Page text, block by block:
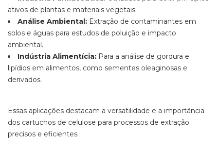
ativos de plantas e materiais vegetais.
Análise Ambiental: Extração de contaminantes em
solos e águas para estudos de poluição e impacto
ambiental.
Indústria Alimentícia: Para a análise de gordura e
lipídios em alimentos, como sementes oleaginosas e
derivados.
Essas aplicações destacam a versatilidade e a importância
dos cartuchos de celulose para processos de extração
precisos e eficientes.